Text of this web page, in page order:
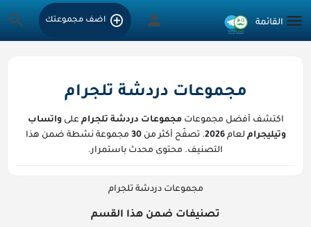
اضف مجموعتك
مجموعات دردشة تلجرام
اكتشف أفضل مجموعاتمجموعات دردشة تلجرام علىواتساب
وتيليجرام لعام2026. تصفّح أكثر من30 مجموعة نشطة ضمن هذا
التصنيف. محتوى محدث باستمرار.
مجموعات دردشة تلجرام
تصنيفات ضمن هذا القسم